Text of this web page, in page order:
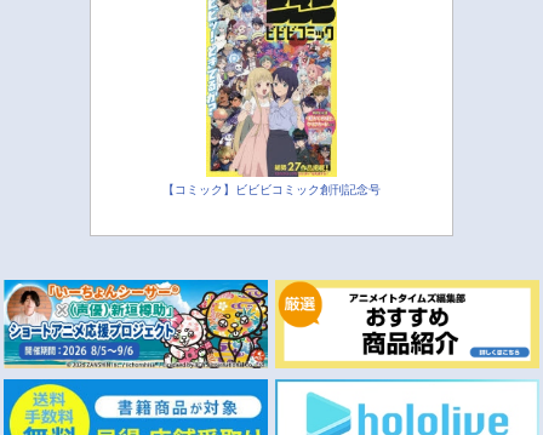
【コミック】ビビビコミック創刊記念号